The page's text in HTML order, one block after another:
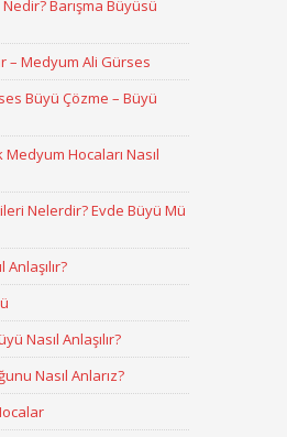
Barışma Büyüsü
– Medyum Ali Gürses
Büyü Çözme – Büyü
Hocaları Nasıl
Nelerdir? Evde Büyü Mü
Nasıl Anlaşılır?
Nasıl Anlarız?